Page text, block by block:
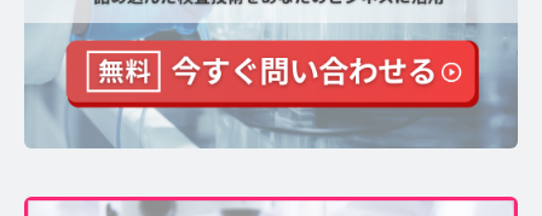
毛髪ホルモン量測定キット導入クリニックのインタビ
ュー
よくあるご質問 TOP